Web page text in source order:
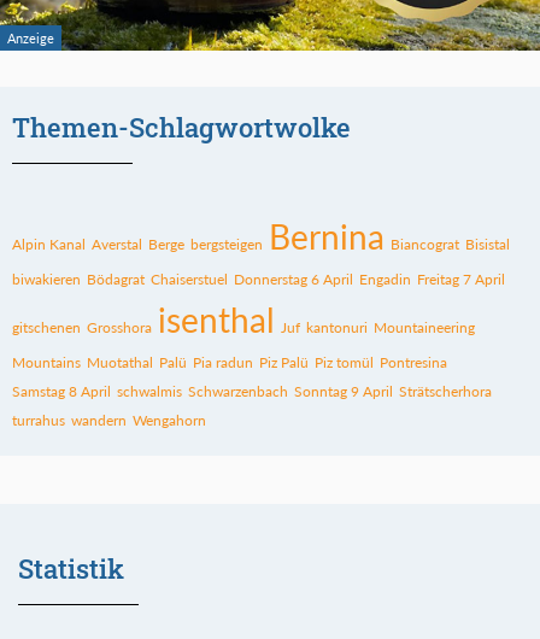
Themen-Schlagwortwolke
Alpin Kanal Averstal Berge bergsteigen Bernina Biancograt Bisistal
biwakieren Bödagrat Chaiserstuel Donnerstag 6 April Engadin Freitag 7 April
gitschenen Grosshora isenthal Juf kantonuri Mountaineering
Mountains Muotathal Palü Pia radun Piz Palü Piz tomül Pontresina
Samstag 8 April schwalmis Schwarzenbach Sonntag 9 April Strätscherhora
turrahus wandern Wengahorn
Statistik